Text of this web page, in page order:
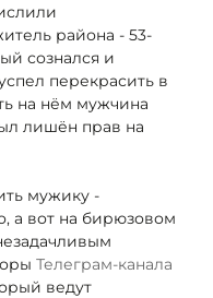
района - 53-
сознался и
перекрасить в
на нём мужчина
лишён прав на
мужику -
а вот на бирюзовом
Телеграм-канала
ведут